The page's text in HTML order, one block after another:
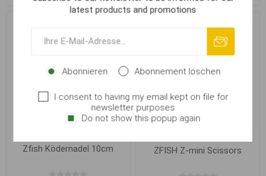
Zfish Ködernadel 10cm ZFISH Z-mini Scissors
latest products and promotions
Abonnieren Abonnement löschen
I consent to having my email kept on file for
newsletter purposes
Do not show this popup again